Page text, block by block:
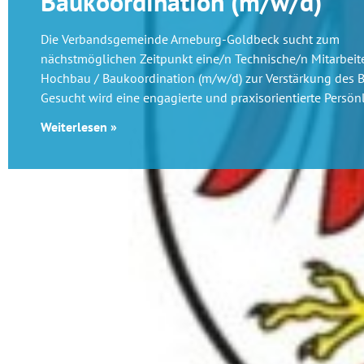
Die Verbandsgemeinde Arneburg-Goldbeck sucht zum
nächstmöglichen Zeitpunkt eine/n Technische/n
Hochbau / Baukoordination (m/w/d) zur Verstärkung des
Gesucht wird eine engagierte und praxisorientierte
Weiterlesen »